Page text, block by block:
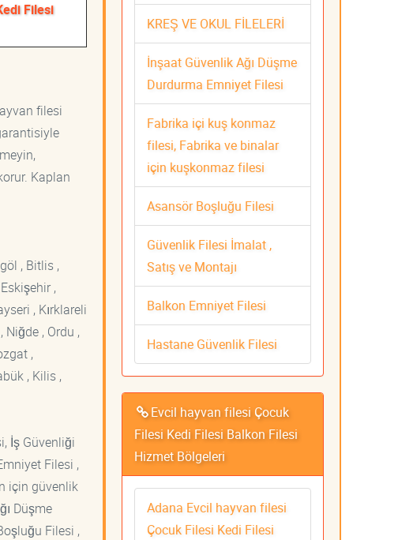
Filesi
filesi
Kaplan
, Bitlis ,
,
, Kırklareli
, Ordu ,
,
, Kilis ,
İş Güvenliği
Filesi ,
için güvenlik
Düşme
Filesi ,
KREŞ VE OKUL FİLELERİ
İnşaat Güvenlik Ağı Düşme
Durdurma Emniyet Filesi
Fabrika içi kuş konmaz
filesi, Fabrika ve binalar
için kuşkonmaz filesi
Asansör Boşluğu Filesi
Güvenlik Filesi İmalat ,
Satış ve Montajı
Balkon Emniyet Filesi
Hastane Güvenlik Filesi
Evcil hayvan filesi Çocuk
Filesi Kedi Filesi Balkon Filesi
Hizmet Bölgeleri
Adana Evcil hayvan filesi
Çocuk Filesi Kedi Filesi